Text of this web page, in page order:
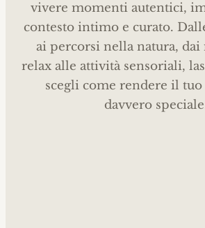
vivere momenti autentici,
contesto intimo e curato.
ai percorsi nella natura,
relax alle attività sensoriali,
scegli come rendere il
davvero